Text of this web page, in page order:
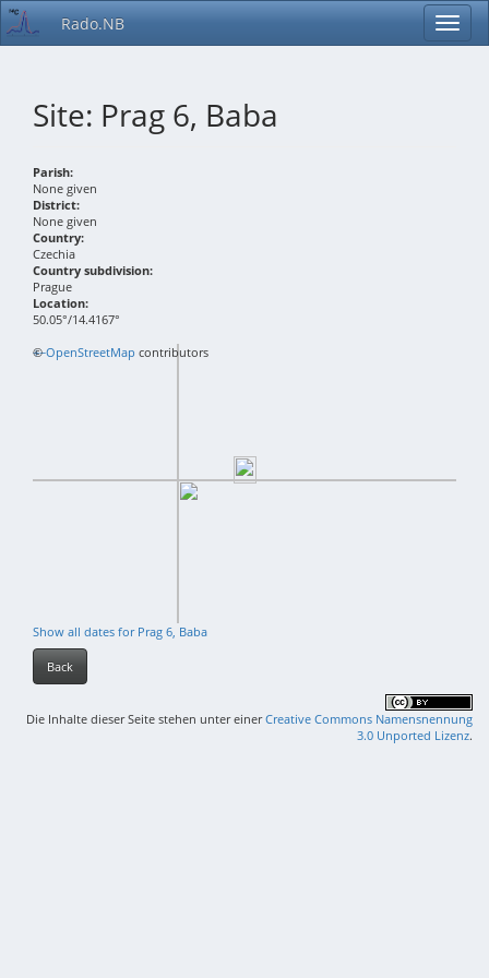
Rado.NB
Site: Prag 6, Baba
Parish:
None given
District:
None given
Country:
Czechia
Country subdivision:
Prague
Location:
50.05°/14.4167°
+−
©OpenStreetMap contributors
Show all dates for Prag 6, Baba
Back
Die Inhalte dieser Seite stehen unter einerCreative Commons Namensnennung
3.0 Unported Lizenz.